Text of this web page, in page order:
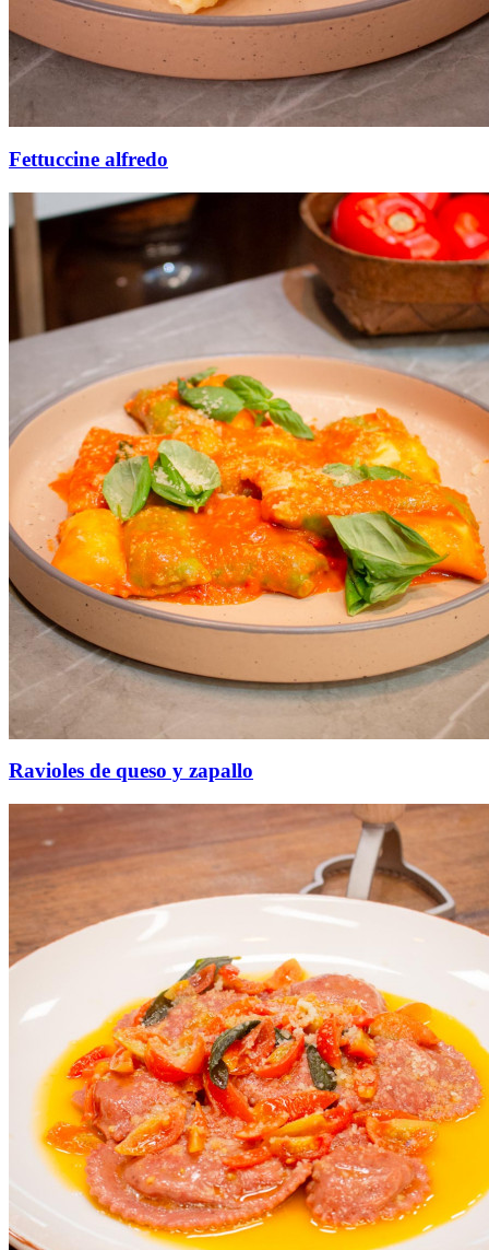
Fettuccine alfredo
Ravioles de queso y zapallo